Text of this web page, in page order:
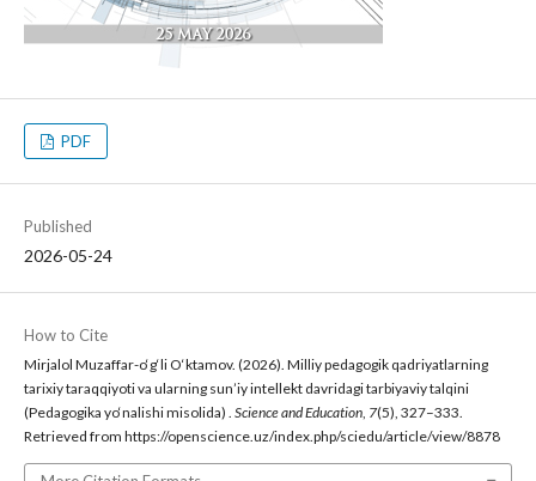
PDF
Published
2026-05-24
How to Cite
Mirjalol Muzaffar-o‘g‘li O‘ktamov. (2026). Milliy pedagogik qadriyatlarning
tarixiy taraqqiyoti va ularning sun’iy intellekt davridagi tarbiyaviy talqini
(Pedagogika yo‘nalishi misolida) . Science and Education, 7(5), 327–333.
Retrieved from https://openscience.uz/index.php/sciedu/article/view/8878